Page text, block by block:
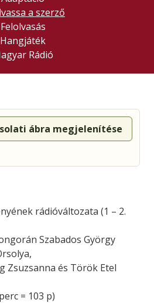
a szerző
Felolvasás
Hangjáték
Rádió
ábra megjelenítése
rádióváltozata (1 – 2.
Szabados György
Zsuzsanna és Török Etel
= 103 p)